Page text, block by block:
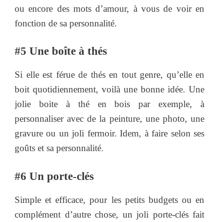
ou encore des mots d’amour, à vous de voir en
fonction de sa personnalité.
#5 Une boîte à thés
Si elle est férue de thés en tout genre, qu’elle en
boit quotidiennement, voilà une bonne idée. Une
jolie boite à thé en bois par exemple, à
personnaliser avec de la peinture, une photo, une
gravure ou un joli fermoir. Idem, à faire selon ses
goûts et sa personnalité.
#6 Un porte-clés
Simple et efficace, pour les petits budgets ou en
complément d’autre chose, un joli porte-clés fait